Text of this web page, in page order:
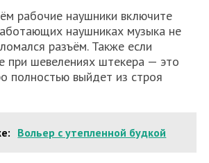
рабочие наушники включите
наушниках музыка не
разъём. Также если
при шевелениях штекера — это
полностью выйдет из строя
Вольер с утепленной будкой